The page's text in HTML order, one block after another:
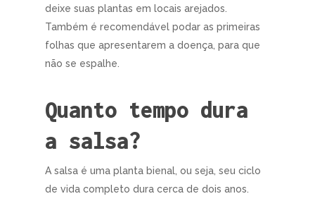
deixe suas plantas em locais arejados.
Também é recomendável podar as primeiras
folhas que apresentarem a doença, para que
não se espalhe.
Quanto tempo dura
a salsa?
A salsa é uma planta bienal, ou seja, seu ciclo
de vida completo dura cerca de dois anos.